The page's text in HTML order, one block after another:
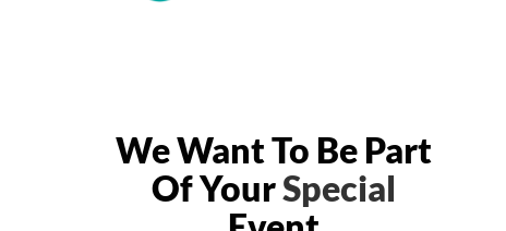
We Want To Be Part
Of YourSpecial